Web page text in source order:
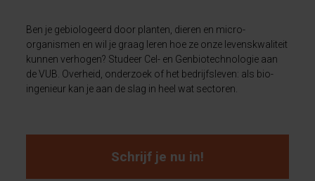
Ben je gebiologeerd door planten, dieren en micro-
organismen en wil je graag leren hoe ze onze levenskwaliteit
kunnen verhogen? Studeer Cel- en Genbiotechnologie aan
de VUB. Overheid, onderzoek of het bedrijfsleven: als bio-
ingenieur kan je aan de slag in heel wat sectoren.
Schrijf je nu in!